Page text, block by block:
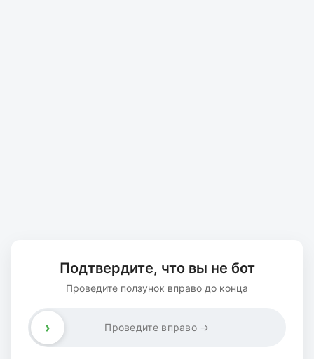
Подтвердите, что вы не бот
Проведите ползунок вправо до конца
Проведите вправо →
›